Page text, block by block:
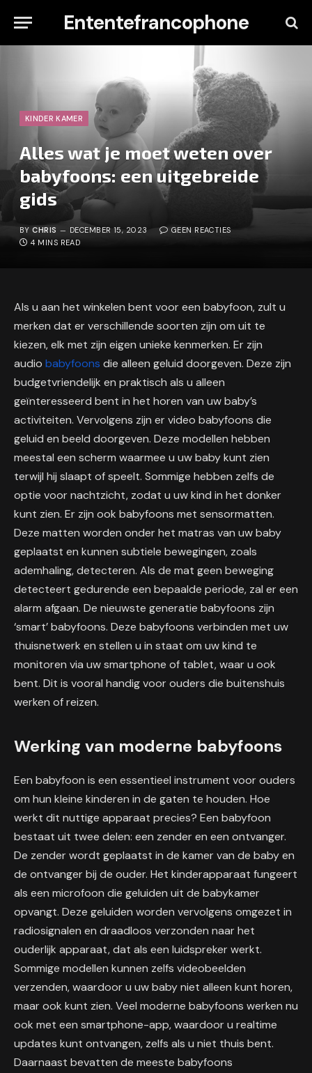
Ententefrancophone
KINDER KAMER
Alles wat je moet weten over
babyfoons: een uitgebreide
gids
BY CHRIS DECEMBER 15, 2023
GEEN REACTIES
4 MINS READ
Als u aan het winkelen bent voor een babyfoon, zult u
merken dat er verschillende soorten zijn om uit te
kiezen, elk met zijn eigen unieke kenmerken. Er zijn
audio babyfoons die alleen geluid doorgeven. Deze zijn
budgetvriendelijk en praktisch als u alleen
geïnteresseerd bent in het horen van uw baby’s
activiteiten. Vervolgens zijn er video babyfoons die
geluid en beeld doorgeven. Deze modellen hebben
meestal een scherm waarmee u uw baby kunt zien
terwijl hij slaapt of speelt. Sommige hebben zelfs de
optie voor nachtzicht, zodat u uw kind in het donker
kunt zien. Er zijn ook babyfoons met sensormatten.
Deze matten worden onder het matras van uw baby
geplaatst en kunnen subtiele bewegingen, zoals
ademhaling, detecteren. Als de mat geen beweging
detecteert gedurende een bepaalde periode, zal er een
alarm afgaan. De nieuwste generatie babyfoons zijn
‘smart’ babyfoons. Deze babyfoons verbinden met uw
thuisnetwerk en stellen u in staat om uw kind te
monitoren via uw smartphone of tablet, waar u ook
bent. Dit is vooral handig voor ouders die buitenshuis
werken of reizen.
Werking van moderne babyfoons
Een babyfoon is een essentieel instrument voor ouders
om hun kleine kinderen in de gaten te houden. Hoe
werkt dit nuttige apparaat precies? Een babyfoon
bestaat uit twee delen: een zender en een ontvanger.
De zender wordt geplaatst in de kamer van de baby en
de ontvanger bij de ouder. Het kinderapparaat fungeert
als een microfoon die geluiden uit de babykamer
opvangt. Deze geluiden worden vervolgens omgezet in
radiosignalen en draadloos verzonden naar het
ouderlijk apparaat, dat als een luidspreker werkt.
Sommige modellen kunnen zelfs videobeelden
verzenden, waardoor u uw baby niet alleen kunt horen,
maar ook kunt zien. Veel moderne babyfoons werken nu
ook met een smartphone-app, waardoor u realtime
updates kunt ontvangen, zelfs als u niet thuis bent.
Daarnaast bevatten de meeste babyfoons